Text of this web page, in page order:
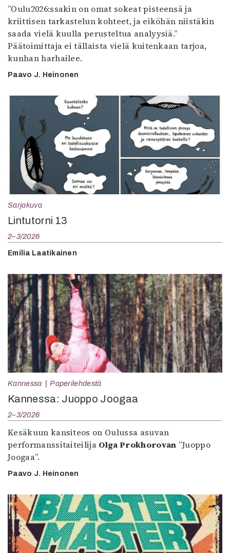
”Oulu2026:ssakin on omat sokeat pisteensä ja
kriittisen tarkastelun kohteet, ja eiköhän niistäkin
saada vielä kuulla perusteltua analyysiä.”
Päätoimittaja ei tällaista vielä kuitenkaan tarjoa,
kunhan harhailee.
Paavo J. Heinonen
Sarjakuva
Lintutorni 13
2–3/2026
Emilia Laatikainen
Kannessa Paperilehdestä
Kannessa: Juoppo Joogaa
2–3/2026
Kesäkuun kansiteos on Oulussa asuvan
performanssitaiteilija Olga Prokhorovan ”Juoppo
Joogaa”.
Paavo J. Heinonen